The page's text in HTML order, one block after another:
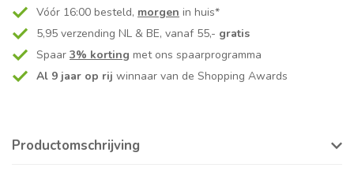
Vóór 16:00 besteld, morgen in huis*
5,95 verzending NL & BE, vanaf 55,- gratis
Spaar 3% korting met ons spaarprogramma
Al 9 jaar op rij winnaar van de Shopping Awards
Productomschrijving